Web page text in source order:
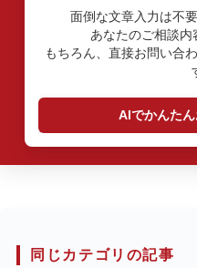
面倒な文章入力は不
あなたのご相談内
もちろん、直接お問い合
AIでかんた
同じカテゴリの記事